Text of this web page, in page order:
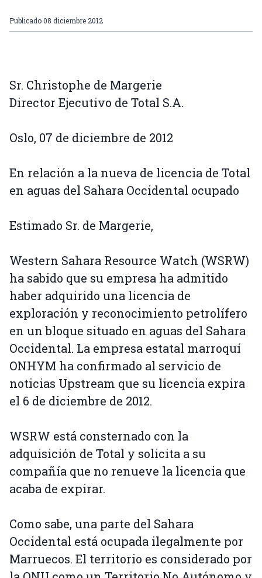
Publicado08 diciembre 2012
Sr. Christophe de Margerie
Director Ejecutivo de Total S.A.
Oslo, 07 de diciembre de 2012
En relación a la nueva de licencia de Total
en aguas del Sahara Occidental ocupado
Estimado Sr. de Margerie,
Western Sahara Resource Watch (WSRW)
ha sabido que su empresa ha admitido
haber adquirido una licencia de
exploración y reconocimiento petrolífero
en un bloque situado en aguas del Sahara
Occidental. La empresa estatal marroquí
ONHYM ha confirmado al servicio de
noticias Upstream que su licencia expira
el 6 de diciembre de 2012.
WSRW está consternado con la
adquisición de Total y solicita a su
compañía que no renueve la licencia que
acaba de expirar.
Como sabe, una parte del Sahara
Occidental está ocupada ilegalmente por
Marruecos. El territorio es considerado por